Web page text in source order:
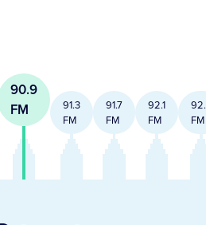
90.9
FM
91.3
FM
91.7
FM
92.1
FM
FM